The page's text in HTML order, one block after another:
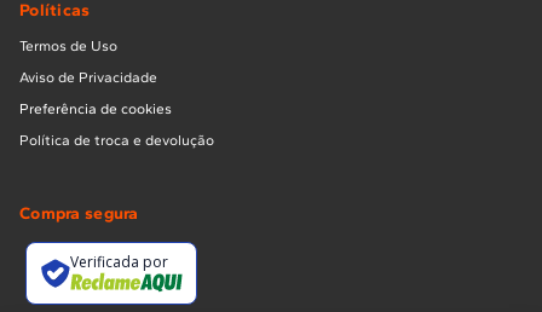
Políticas
Termos de Uso
Aviso de Privacidade
Preferência de cookies
Política de troca e devolução
Compra segura
Verificada por